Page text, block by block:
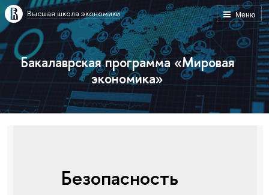
Меню
Высшая школа экономики
Бакалаврская программа «Мировая
экономика»
Безопасность